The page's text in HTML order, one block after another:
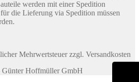
werden mit einer Spedition
die Lieferung via Spedition müssen
Mehrwertsteuer zzgl. Versandkosten
Hoffmüller GmbH